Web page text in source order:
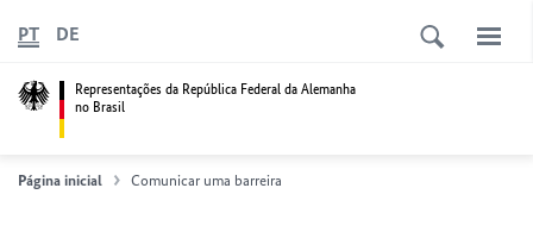
Representações da República Federal da Alemanha
no Brasil
PT DE
Página inicial Comunicar uma barreira